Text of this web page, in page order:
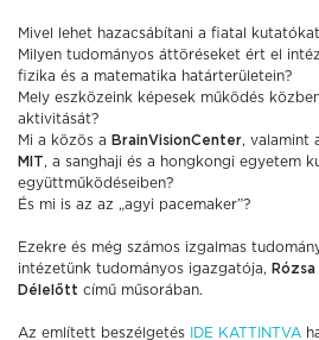
Mivel lehet hazacsábítani a fiatal
Milyen tudományos áttöréseket ért el
fizika és a matematika határterületein?
Mely eszközeink képesek működés
aktivitását?
Mi a közös a BrainVisionCenter, valamint
MIT, a sanghaji és a hongkongi egyetem
együttműködéseiben?
És mi is az az „agyi pacemaker”?
Ezekre és még számos izgalmas
intézetünk tudományos igazgatója,
Délelőtt című műsorában.
Az említett beszélgetés IDE KATTINTVA